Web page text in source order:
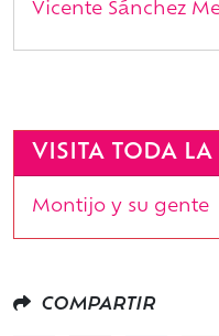
Vicente Sánchez
VISITA TODA LA
Montijo y su gente
COMPARTIR